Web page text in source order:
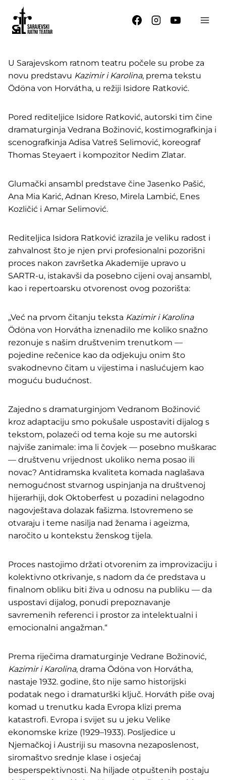
content
U Sarajevskom ratnom teatru počele su probe za
novu predstavu Kazimir i Karolina, prema tekstu
Ödöna von Horvátha, u režiji Isidore Ratković.
Pored rediteljice Isidore Ratković, autorski tim čine
dramaturginja Vedrana Božinović, kostimografkinja i
scenografkinja Adisa Vatreš Selimović, koreograf
Thomas Steyaert i kompozitor Nedim Zlatar.
Glumački ansambl predstave čine Jasenko Pašić,
Ana Mia Karić, Adnan Kreso, Mirela Lambić, Enes
Kozličić i Amar Selimović.
Rediteljica Isidora Ratković izrazila je veliku radost i
zahvalnost što je njen prvi profesionalni pozorišni
proces nakon završetka Akademije upravo u
SARTR-u, istakavši da posebno cijeni ovaj ansambl,
kao i repertoarsku otvorenost ovog pozorišta:
„Već na prvom čitanju teksta Kazimir i Karolina
Ödöna von Horvátha iznenadilo me koliko snažno
rezonuje s našim društvenim trenutkom —
pojedine rečenice kao da odjekuju onim što
svakodnevno čitam u vijestima i naslućujem kao
moguću budućnost.
Zajedno s dramaturginjom Vedranom Božinović
kroz adaptaciju smo pokušale uspostaviti dijalog s
tekstom, polazeći od tema koje su me autorski
najviše zanimale: ima li čovjek — posebno muškarac
— društvenu vrijednost ukoliko nema posao ili
novac? Antidramska kvaliteta komada naglašava
nemogućnost stvarnog uspinjanja na društvenoj
hijerarhiji, dok Oktoberfest u pozadini nelagodno
nagovještava dolazak fašizma. Istovremeno se
otvaraju i teme nasilja nad ženama i ageizma,
naročito u kontekstu ženskog tijela.
Proces nastojimo držati otvorenim za improvizaciju i
kolektivno otkrivanje, s nadom da će predstava u
finalnom obliku biti živa u odnosu na publiku — da
uspostavi dijalog, ponudi prepoznavanje
savremenih referenci i prostor za intelektualni i
emocionalni angažman.“
Prema riječima dramaturginje Vedrane Božinović,
Kazimir i Karolina, drama Ödöna von Horvátha,
nastaje 1932. godine, što nije samo historijski
podatak nego i dramaturški ključ. Horváth piše ovaj
komad u trenutku kada Evropa klizi prema
katastrofi. Evropa i svijet su u jeku Velike
ekonomske krize (1929–1933). Posljedice u
Njemačkoj i Austriji su masovna nezaposlenost,
siromaštvo srednje klase i osjećaj
besperspektivnosti. Na hiljade otpuštenih postaju